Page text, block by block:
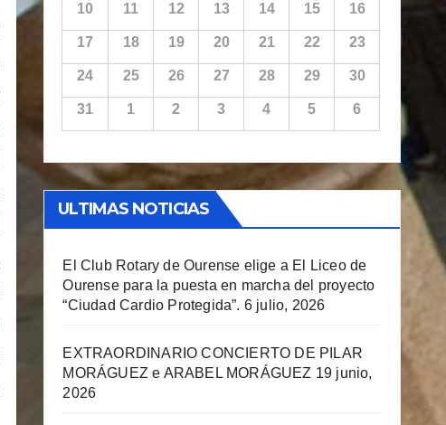
10 11 12 13 14 15 16
17 18 19 20 21 22 23
24 25 26 27 28 29 30
31 1 2 3 4 5 6
ULTIMAS NOTICIAS
El Club Rotary de Ourense elige a El Liceo de
Ourense para la puesta en marcha del proyecto
“Ciudad Cardio Protegida”. 6 julio, 2026
EXTRAORDINARIO CONCIERTO DE PILAR
MORÁGUEZ e ARABEL MORÁGUEZ 19 junio,
2026